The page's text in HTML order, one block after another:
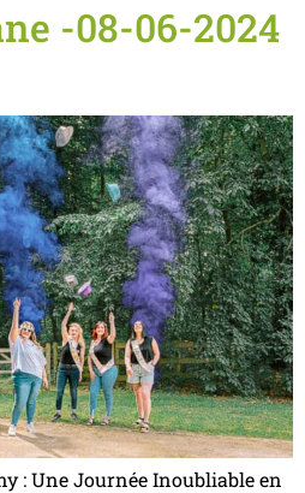
-08-06-2024
: Une Journée Inoubliable en